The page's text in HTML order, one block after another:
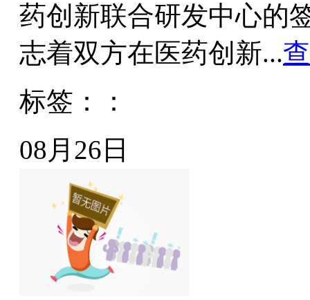
药创新联合研发中心的
志着双方在医药创新...
标签：：
08月26日